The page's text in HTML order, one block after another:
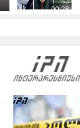
00:28
01:01